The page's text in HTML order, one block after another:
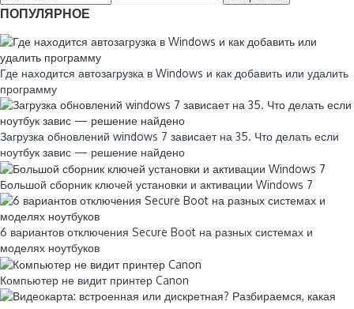
ПОПУЛЯРНОЕ
Где находится автозагрузка в Windows и как добавить или удалить
программу
Загрузка обновлений windows 7 зависает на 35. Что делать если
ноутбук завис — решение найдено
Большой сборник ключей установки и активации Windows 7
6 вариантов отключения Secure Boot на разных системах и
моделях ноутбуков
Компьютер не видит принтер Canon